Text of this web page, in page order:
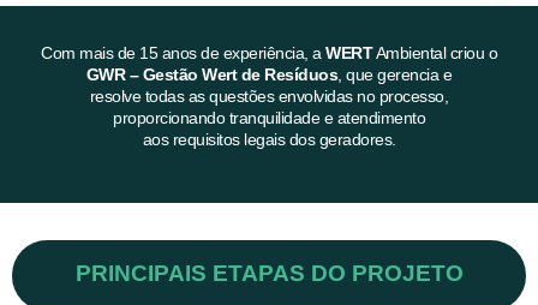
Com mais de 15 anos de experiência, a WERTAmbiental criou o
GWR – Gestão Wert de Resíduos, que gerencia e
resolve todas as questões envolvidas no processo,
proporcionando tranquilidade e atendimento
aos requisitos legais dos geradores.
PRINCIPAIS ETAPAS DO PROJETO